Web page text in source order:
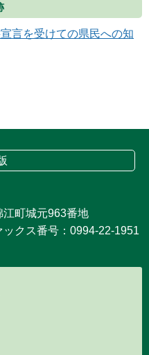
言を受けての県民への知
町城元963番地
クス番号：0994-22-1951